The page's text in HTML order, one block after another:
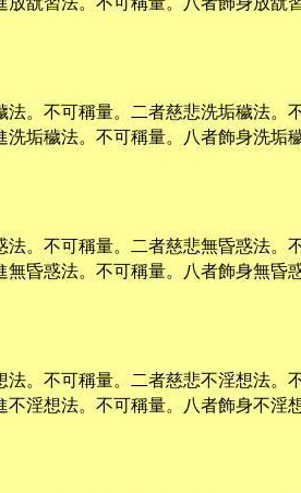
。不可稱量。二者慈悲洗垢穢法
垢穢法。不可稱量。八者飾身洗
。不可稱量。二者慈悲無昏惑法
昏惑法。不可稱量。八者飾身無
。不可稱量。二者慈悲不淫想法
淫想法。不可稱量。八者飾身不